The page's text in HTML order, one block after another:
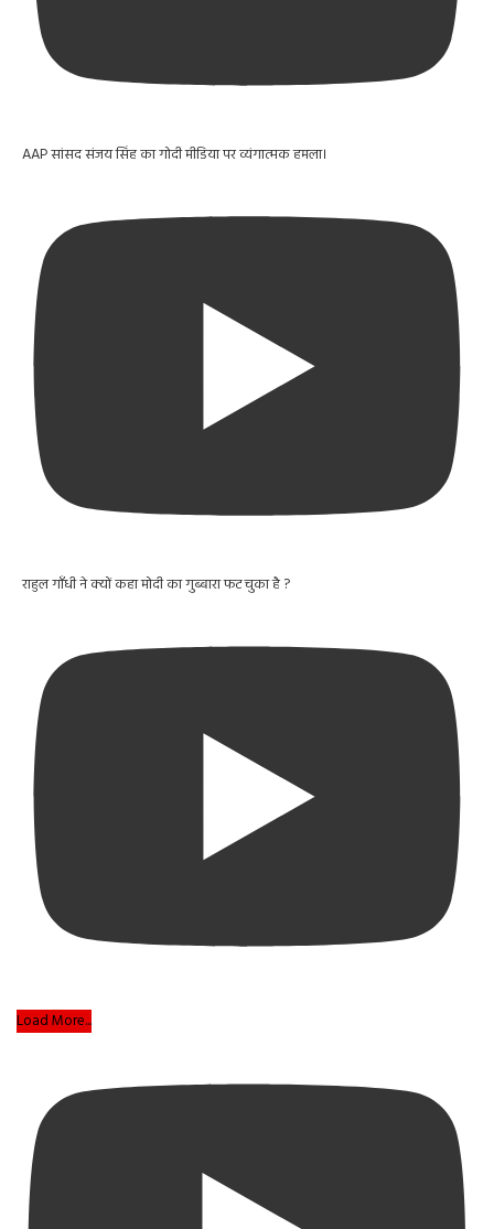
AAP सांसद संजय सिंह का गोदी मीडिया पर व्यंगात्मक हमला।
राहुल गाँधी ने क्यों कहा मोदी का गुब्बारा फट चुका है ?
Load More...